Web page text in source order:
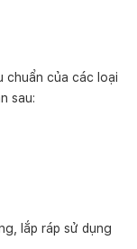
chuẩn của các loại
sau:
lắp ráp sử dụng